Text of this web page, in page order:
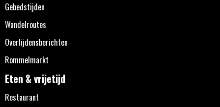
Gebedstijden
Wandelroutes
Overlijdensberichten
Rommelmarkt
Eten & vrijetijd
Restaurant